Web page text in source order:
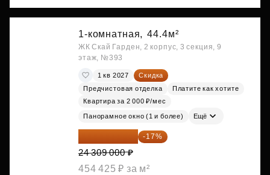
1-комнатная, 44.4м²
ЖК Скай Гарден, 2 корпус, 3 секция, 9
этаж, №393
1 кв 2027
Скидка
Предчистовая отделка
Платите как хотите
Квартира за 2 000 ₽/мес
Панорамное окно (1 и более) Ещё
20 176 470 ₽ -17%
24 309 000 ₽
454 425 ₽ за м²